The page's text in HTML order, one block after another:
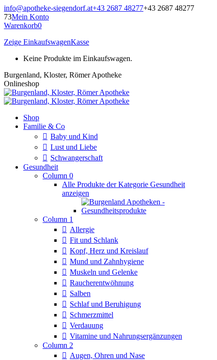
Zum
Inhalt
springen
info@apotheke-siegendorf.at+43 2687 48277+43 2687 48277
73Mein Konto
Warenkorb0
Zeige EinkaufswagenKasse
Keine Produkte im Einkaufswagen.
Burgenland, Kloster, Römer Apotheke
Onlineshop
Shop
Familie & Co
Baby und Kind
Lust und Liebe
Schwangerschaft
Gesundheit
Column 0
Alle Produkte der Kategorie Gesundheit
anzeigen
Column 1
Allergie
Fit und Schlank
Kopf, Herz und Kreislauf
Mund und Zahnhygiene
Muskeln und Gelenke
Raucherentwöhnung
Salben
Schlaf und Beruhigung
Schmerzmittel
Verdauung
Vitamine und Nahrungsergänzungen
Column 2
Augen, Ohren und Nase